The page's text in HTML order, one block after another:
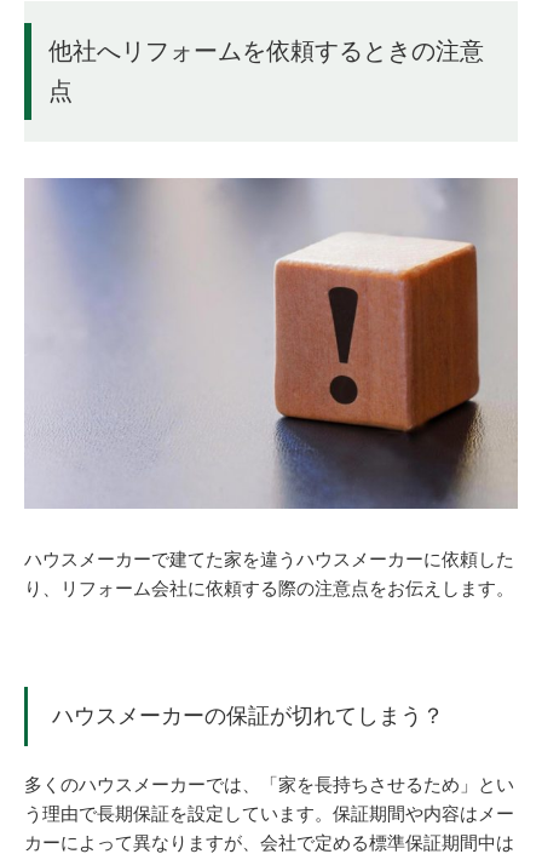
他社へリフォームを依頼するときの注意
点
ハウスメーカーで建てた家を違うハウスメーカーに依頼した
り、リフォーム会社に依頼する際の注意点をお伝えします。
ハウスメーカーの保証が切れてしまう？
多くのハウスメーカーでは、「家を長持ちさせるため」とい
う理由で長期保証を設定しています。保証期間や内容はメー
カーによって異なりますが、会社で定める標準保証期間中は